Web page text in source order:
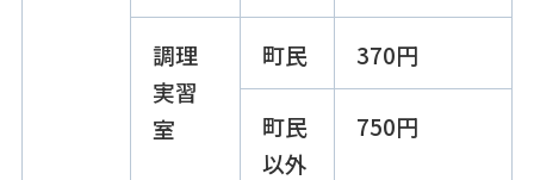
調理
実習
室
町民 370円
町民
以外
750円